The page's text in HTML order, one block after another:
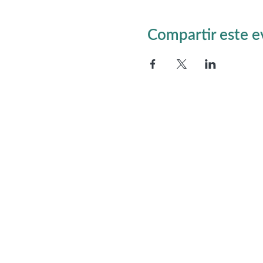
Compartir este